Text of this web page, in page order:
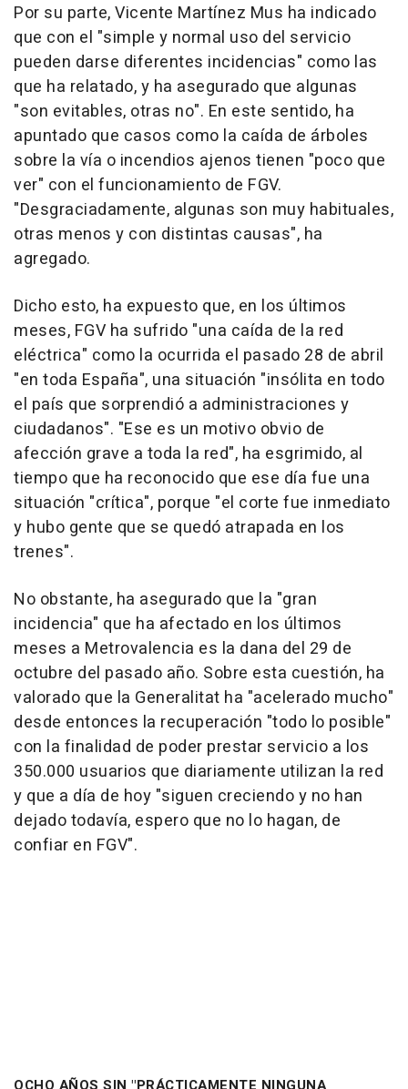
Por su parte, Vicente Martínez Mus ha indicado
que con el "simple y normal uso del servicio
pueden darse diferentes incidencias" como las
que ha relatado, y ha asegurado que algunas
"son evitables, otras no". En este sentido, ha
apuntado que casos como la caída de árboles
sobre la vía o incendios ajenos tienen "poco que
ver" con el funcionamiento de FGV.
"Desgraciadamente, algunas son muy habituales,
otras menos y con distintas causas", ha
agregado.
Dicho esto, ha expuesto que, en los últimos
meses, FGV ha sufrido "una caída de la red
eléctrica" como la ocurrida el pasado 28 de abril
"en toda España", una situación "insólita en todo
el país que sorprendió a administraciones y
ciudadanos". "Ese es un motivo obvio de
afección grave a toda la red", ha esgrimido, al
tiempo que ha reconocido que ese día fue una
situación "crítica", porque "el corte fue inmediato
y hubo gente que se quedó atrapada en los
trenes".
No obstante, ha asegurado que la "gran
incidencia" que ha afectado en los últimos
meses a Metrovalencia es la dana del 29 de
octubre del pasado año. Sobre esta cuestión, ha
valorado que la Generalitat ha "acelerado mucho"
desde entonces la recuperación "todo lo posible"
con la finalidad de poder prestar servicio a los
350.000 usuarios que diariamente utilizan la red
y que a día de hoy "siguen creciendo y no han
dejado todavía, espero que no lo hagan, de
confiar en FGV".